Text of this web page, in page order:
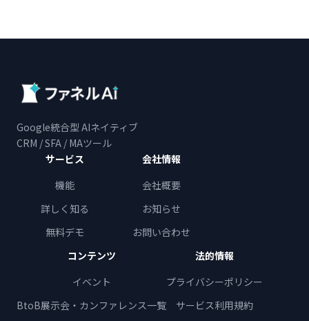
Google統合型 AIネイティブ
CRM / SFA / MAツール
サービス
機能
詳しく知る
無料デモ
会社情報
会社概要
お知らせ
お問い合わせ
コンテンツ
イベント
BtoB展示会・カンファレンス一覧
法的情報
プライバシーポリシー
サービス利用規約